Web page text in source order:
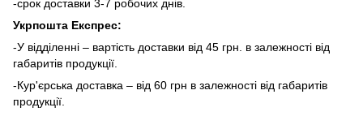
-срок доставки 3-7 робочих днів.
Укрпошта Експрес:
-У відділенні – вартість доставки від 45 грн. в залежності від
габаритів продукції.
-Кур'єрська доставка – від 60 грн в залежності від габаритів
продукції.